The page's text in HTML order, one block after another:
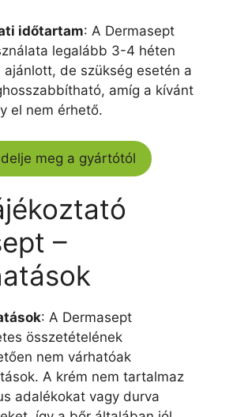
időtartam: A Dermasept
legalább 3-4 héten
ajánlott, de szükség esetén a
amíg a kívánt
el nem érhető.
meg a gyártótól
–
: A Dermasept
összetételének
nem várhatóak
A krém nem tartalmaz
adalékokat vagy durva